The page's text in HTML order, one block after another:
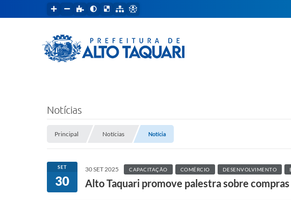
Notícias
Principal Notícias Notícia
SET
30
30 SET 2025 CAPACITAÇÃO COMÉRCIO DESENVOLVIMENTO
Alto Taquari promove palestra sobre